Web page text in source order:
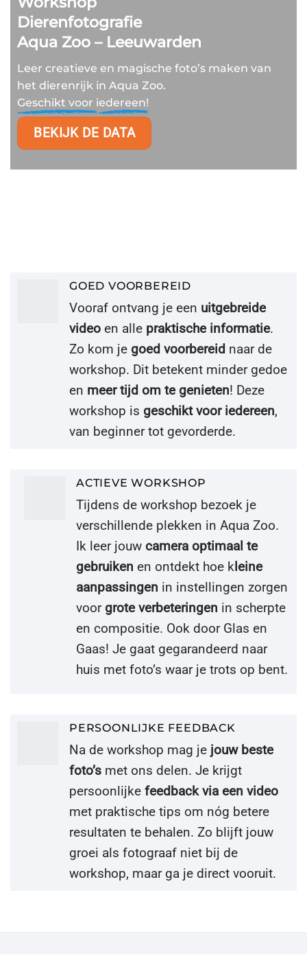
Dierenfotografie
Aqua Zoo – Leeuwarden
Leer creatieve en magische foto’s maken van
het dierenrijk in Aqua Zoo.
Geschikt voor iedereen!
BEKIJK DE DATA
GOED VOORBEREID
Vooraf ontvang je een uitgebreide
video en alle praktische informatie.
Zo kom je goed voorbereid naar de
workshop. Dit betekent minder gedoe
en meer tijd om te genieten! Deze
workshop is geschikt voor iedereen,
van beginner tot gevorderde.
ACTIEVE WORKSHOP
Tijdens de workshop bezoek je
verschillende plekken in Aqua Zoo.
Ik leer jouw camera optimaal te
gebruiken en ontdekt hoe kleine
aanpassingen in instellingen zorgen
voorgrote verbeteringen in scherpte
en compositie. Ook door Glas en
Gaas! Je gaat gegarandeerd naar
huis met foto’s waar je trots op bent.
PERSOONLIJKE FEEDBACK
Na de workshop mag je jouw beste
foto’s met ons delen. Je krijgt
persoonlijke feedback via een video
met praktische tips om nóg betere
resultaten te behalen. Zo blijft jouw
groei als fotograaf niet bij de
workshop, maar ga je direct vooruit.